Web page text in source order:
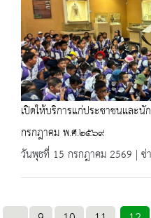
เปิดให้บริการแก่ประชาชนและ
กรกฎาคม พ.ศ.๒๕๖๙
วันพุธที่ 15 กรกฎาคม 2569 | ข่